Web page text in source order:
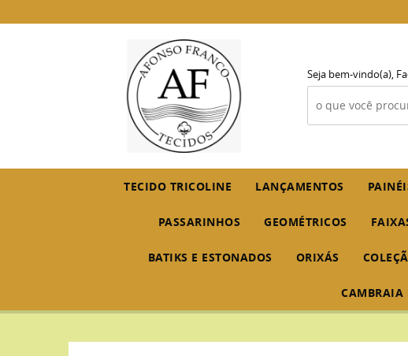
Seja bem-vindo(a),
TECIDO TRICOLINE LANÇAMENTOS
PASSARINHOS GEOMÉTRICOS
BATIKS E ESTONADOS ORIXÁS
CAMBRAIA